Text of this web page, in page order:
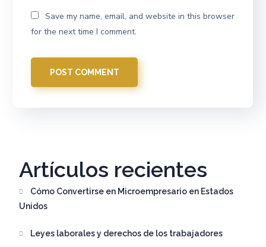
Save my name, email, and website in this browser
for the next time I comment.
Artículos recientes
Cómo Convertirse en Microempresario en Estados
Unidos
Leyes laborales y derechos de los trabajadores